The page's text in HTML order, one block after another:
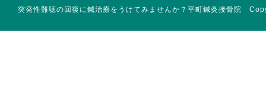
突発性難聴の回復に鍼治療をうけてみませんか？平町鍼灸接骨院